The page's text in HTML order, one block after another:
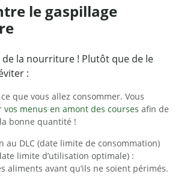
le gaspillage
de la nourriture ! Plutôt que de le
:
ce que vous allez consommer. Vous
vos menus en amont des courses afin de
bonne quantité !
au DLC (date limite de consommation)
limite d’utilisation optimale) :
aliments avant qu’ils ne soient périmés.